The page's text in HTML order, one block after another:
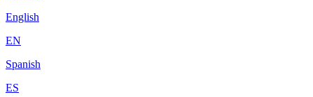
English
EN
Spanish
ES